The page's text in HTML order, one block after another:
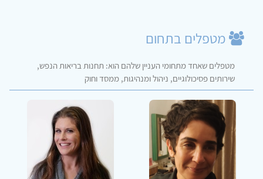
מטפלים בתחום
מטפלים שאחד מתחומי העניין שלהם הוא: תחנות בריאות הנפש,
שירותים פסיכולוגיים, ניהול ומנהיגות, ממסד וחוק